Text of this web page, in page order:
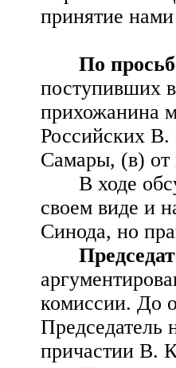
принятие
По
поступивших
прихожанина
Российских
Самары, (в)
В ходе
своем виде и
Синода, но
комиссии. До
Председатель
причастии В.